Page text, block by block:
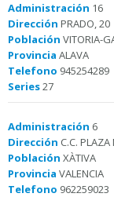
Administración 16
Dirección PRADO, 20
Población VITORIA-
Provincia ALAVA
Telefono 945254289
Series27
Administración 6
Dirección C.C.
Población XÀTIVA
Provincia VALENCIA
Telefono 962259023